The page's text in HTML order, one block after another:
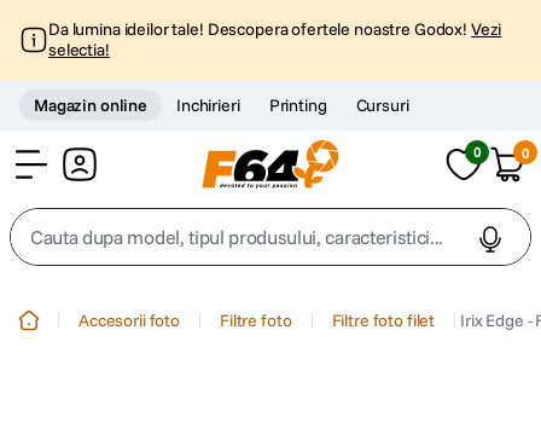
Da lumina ideilor tale! Descopera ofertele noastre Godox! Vezi
selectia!
Magazin online Inchirieri Printing Cursuri
0 0
Cauta dupa model, tipul produsului, caracteristici...
Accesorii foto Filtre foto Filtre foto filet Irix Edge -